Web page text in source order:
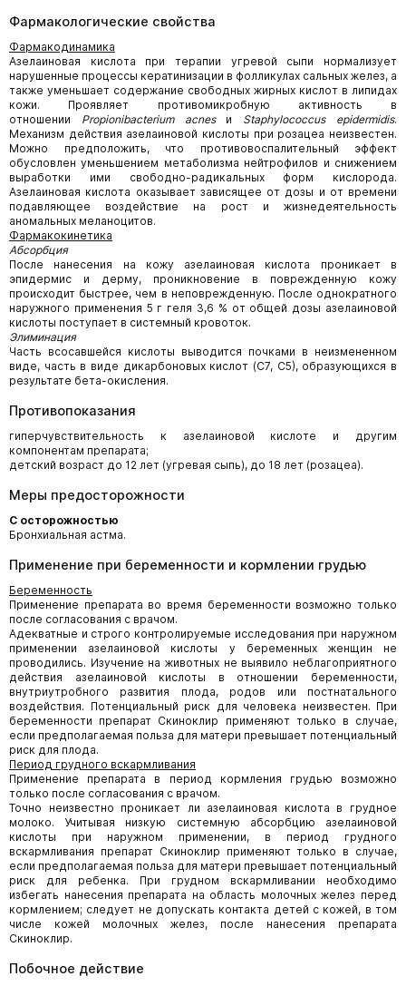
Фармакологические свойства
Фармакодинамика
Азелаиновая кислота при терапии угревой сыпи нормализует
нарушенные процессы кератинизации в фолликулах сальных желез, а
также уменьшает содержание свободных жирных кислот в липидах
кожи. Проявляет противомикробную активность в
отношении Propionibacterium acnesи Staphylococcus epidermidis.
Механизм действия азелаиновой кислоты при розацеа неизвестен.
Можно предположить, что противовоспалительный эффект
обусловлен уменьшением метаболизма нейтрофилов и снижением
выработки ими свободно-радикальных форм кислорода.
Азелаиновая кислота оказывает зависящее от дозы и от времени
подавляющее воздействие на рост и жизнедеятельность
аномальных меланоцитов.
Фармакокинетика
Абсорбция
После нанесения на кожу азелаиновая кислота проникает в
эпидермис и дерму, проникновение в поврежденную кожу
происходит быстрее, чем в неповрежденную. После однократного
наружного применения 5 г геля 3,6 % от общей дозы азелаиновой
кислоты поступает в системный кровоток.
Элиминация
Часть всосавшейся кислоты выводится почками в неизмененном
виде, часть в виде дикарбоновых кислот (С7, С5), образующихся в
результате бета-окисления.
Противопоказания
гиперчувствительность к азелаиновой кислоте и другим
компонентам препарата;
детский возраст до 12 лет (угревая сыпь), до 18 лет (розацеа).
Меры предосторожности
С осторожностью
Бронхиальная астма.
Применение при беременности и кормлении грудью
Беременность
Применение препарата во время беременности возможно только
после согласования с врачом.
Адекватные и строго контролируемые исследования при наружном
применении азелаиновой кислоты у беременных женщин не
проводились. Изучение на животных не выявило неблагоприятного
действия азелаиновой кислоты в отношении беременности,
внутриутробного развития плода, родов или постнатального
воздействия. Потенциальный риск для человека неизвестен. При
беременности препарат Скиноклир применяют только в случае,
если предполагаемая польза для матери превышает потенциальный
риск для плода.
Период грудного вскармливания
Применение препарата в период кормления грудью возможно
только после согласования с врачом.
Точно неизвестно проникает ли азелаиновая кислота в грудное
молоко. Учитывая низкую системную абсорбцию азелаиновой
кислоты при наружном применении, в период грудного
вскармливания препарат Скиноклир применяют только в случае,
если предполагаемая польза для матери превышает потенциальный
риск для ребенка. При грудном вскармливании необходимо
избегать нанесения препарата на область молочных желез перед
кормлением; следует не допускать контакта детей с кожей, в том
числе кожей молочных желез, после нанесения препарата
Скиноклир.
Побочное действие